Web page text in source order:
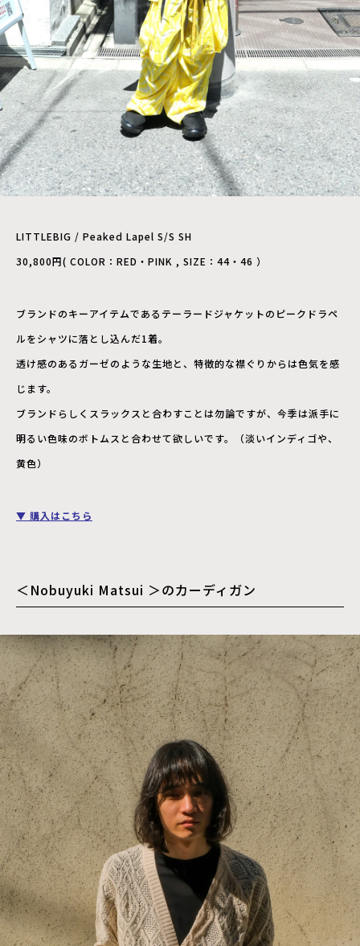
LITTLEBIG / Peaked Lapel S/S SH
30,800円( COLOR：RED・PINK , SIZE：44・46 ）
ブランドのキーアイテムであるテーラードジャケットのピークドラペ
ルをシャツに落とし込んだ1着。
透け感のあるガーゼのような生地と、特徴的な襟ぐりからは色気を感
じます。
ブランドらしくスラックスと合わすことは勿論ですが、今季は派手に
明るい色味のボトムスと合わせて欲しいです。（淡いインディゴや、
黄色）
▼ 購入はこちら
＜Nobuyuki Matsui ＞のカーディガン